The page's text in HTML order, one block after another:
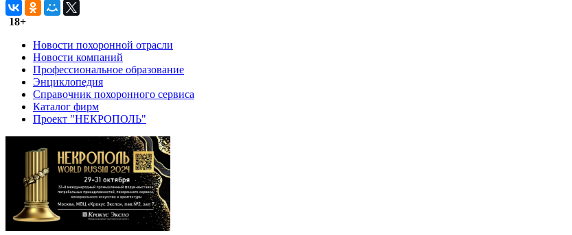
18+
Новости похоронной отрасли
Новости компаний
Профессиональное образование
Энциклопедия
Справочник похоронного сервиса
Каталог фирм
Проект "НЕКРОПОЛЬ"